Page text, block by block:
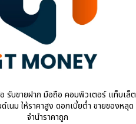
รับขายฝาก มือถือ คอมพิวเตอร์ แท็บเล็ต
เนม ให้ราคาสูง ดอกเบี้ยต่ำ ขายของหลุด
จำนำราคาถูก